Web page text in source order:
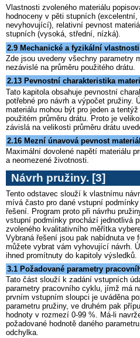
Vlastnosti zvoleného materiálu
hodnoceny v pěti stupních
nevyhovující), relativní pevnost
stupních (vysoká, střední, nízká).
2.9 Mechanické a fyzikální
Zde jsou uvedeny všechny parametry
nezávislé na průměru použitého drátu.
2.13 Pevnostní charakteristika
Tato kapitola obsahuje pevnostní
potřebné pro návrh a výpočet pružiny.
materiálu mohou být pro jeden a
použitém průměru drátu. Proto je
závislá na velikosti průměru drátu
2.16 Mezní únavová pevnost
Maximální dovolené napětí materiálu
a neomezené životnosti.
Návrh pružiny. [3]
Tento odstavec slouží k vlastnímu
mívá často pro dané vstupní
řešení. Program proto při návrhu
vstupní podmínky prochází jednotlivá
zvoleného kvalitativního měřítka
Vybraná řešení jsou pak nabídnuta ve
můžete vybrat vám vyhovující návrh.
ihned promítnuty do kapitoly výsledků.
3.1 Požadované parametry
Tato část slouží k zadání vstupních
parametry pracovního cyklu, jímž má
prvním vstupním sloupci je uváděna
parametru pružiny, ve druhém pak
hodnoty v rozmezí 0-99 %. Má-li
požadované hodnotě daného
odchylka.